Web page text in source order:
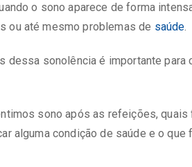
o sono aparece de forma
ou até mesmo problemas de saúde.
dessa sonolência é importante para
sono após as refeições,
alguma condição de saúde e o